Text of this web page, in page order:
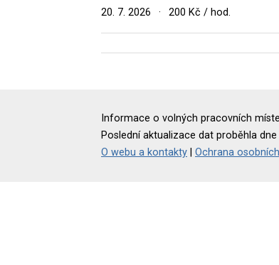
20. 7. 2026
· 200 Kč / hod.
Informace o volných pracovních
Poslední aktualizace dat proběhla dne
O webu a kontakty
Ochrana